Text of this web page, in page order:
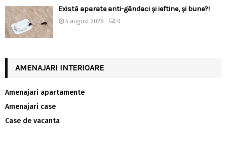
Există aparate anti-gândaci și ieftine, și bune?!
4 august 2026 0
AMENAJARI INTERIOARE
Amenajari apartamente
Amenajari case
Case de vacanta